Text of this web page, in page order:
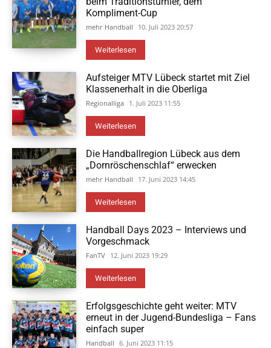
Kompliment-Cup
mehr Handball 10. Juli 2023 20:57
Weiterlesen
Aufsteiger MTV Lübeck startet mit Ziel
Klassenerhalt in die Oberliga
Regionalliga 1. Juli 2023 11:55
Weiterlesen
Die Handballregion Lübeck aus dem
„Dornröschenschlaf“ erwecken
mehr Handball 17. Juni 2023 14:45
Weiterlesen
Handball Days 2023 – Interviews und
Vorgeschmack
FanTV 12. Juni 2023 19:29
Weiterlesen
Erfolgsgeschichte geht weiter: MTV
erneut in der Jugend-Bundesliga – Fans
einfach super
Handball 6. Juni 2023 11:15